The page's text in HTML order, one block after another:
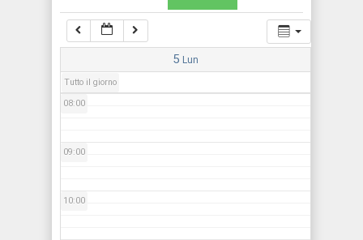
5 Lun
Tutto il giorno
08:00
09:00
10:00